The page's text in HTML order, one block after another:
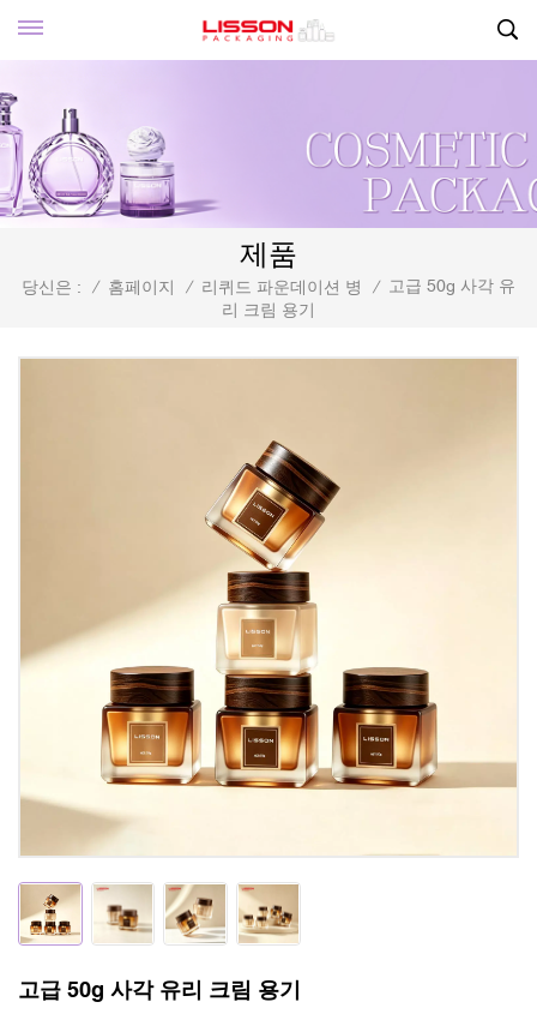
제품
당신은 : / 홈페이지 / 리퀴드 파운데이션 병 /
고급 50g 사각 유
리 크림 용기
고급 50g 사각 유리 크림 용기